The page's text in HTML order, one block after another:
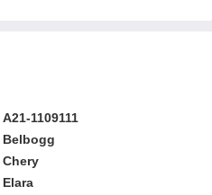
A21-1109111
Belbogg
Chery
Elara